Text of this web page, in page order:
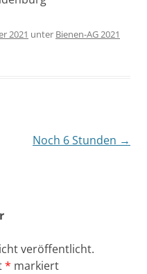
2021 unter Bienen-AG 2021
Noch 6 Stunden →
veröffentlicht.
* markiert